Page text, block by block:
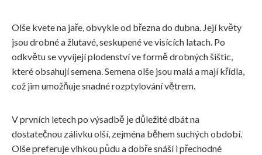
Olše kvete na jaře, obvykle od března do dubna. Její květy
jsou drobné a žlutavé, seskupené ve visících latach. Po
odkvětu se vyvíjejí plodenství ve formě drobných šištic,
které obsahují semena. Semena olše jsou malá a mají křídla,
což jim umožňuje snadné rozptylování větrem.
V prvních letech po výsadbě je důležité dbát na
dostatečnou zálivku olší, zejména během suchých období.
Olše preferuje vlhkou půdu a dobře snáší i přechodné